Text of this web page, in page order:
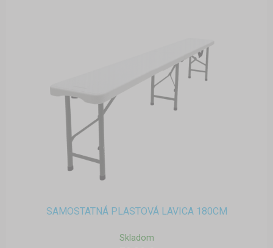
SAMOSTATNÁ PLASTOVÁ LAVICA 180CM
Skladom